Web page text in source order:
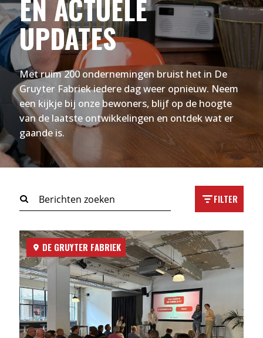
EN ACTUELE
UPDATES
Met ruim 200 ondernemingen bruist het in De
Gruyter Fabriek iedere dag weer opnieuw. Neem
een kijkje bij onze bewoners, blijf op de hoogte
van de laatste ontwikkelingen en ontdek wat er
gaande is.
FILTER
DE GRUYTER FABRIEK